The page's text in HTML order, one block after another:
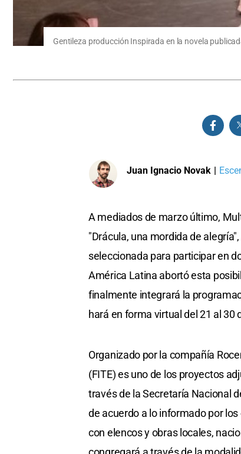
Gentileza producción Inspirada en la novela
Juan Ignacio Novak |
A mediados de marzo último,
"Drácula, una mordida de
seleccionada para participar en
América Latina abortó esta
finalmente integrará la
hará en forma virtual del 21 al 30
Organizado por la compañía
(FITE) es uno de los proyectos
través de la Secretaría Nacional
de acuerdo a lo informado por
con elencos y obras locales,